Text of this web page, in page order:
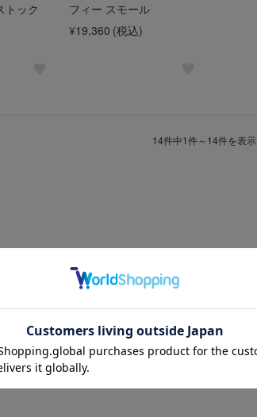
トック
フィー スモール
¥19,360 (税込)
14件中1件～14件を表示